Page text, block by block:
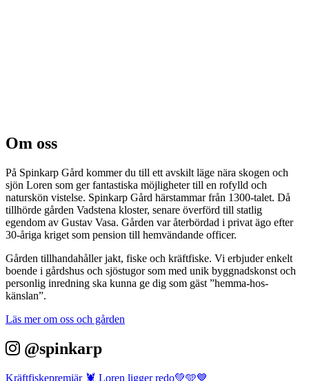
Om oss
På Spinkarp Gård kommer du till ett avskilt läge nära skogen och
sjön Loren som ger fantastiska möjligheter till en rofylld och
naturskön vistelse. Spinkarp Gård härstammar från 1300-talet. Då
tillhörde gården Vadstena kloster, senare överförd till statlig
egendom av Gustav Vasa. Gården var återbördad i privat ägo efter
30-åriga kriget som pension till hemvändande officer.
Gården tillhandahåller jakt, fiske och kräftfiske. Vi erbjuder enkelt
boende i gårdshus och sjöstugor som med unik byggnadskonst och
personlig inredning ska kunna ge dig som gäst ”hemma-hos-
känslan”.
Läs mer om oss och gården
@spinkarp
Kräftfiskepremiär 🦞 Loren ligger redo💚🩵💙